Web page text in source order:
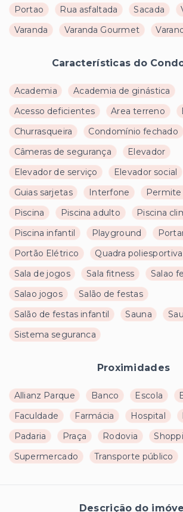
Portao
Rua asfaltada Sacada
Varanda
Varanda Gourmet
Características do
Academia
Academia de ginástica
Acesso deficientes
Area terreno
Churrasqueira
Condomínio fechado
Câmeras de segurança
Elevador
Elevador de serviço
Elevador social
Guias sarjetas
Interfone
Permite
Piscina
Piscina adulto
Piscina
Piscina infantil
Playground
Portão Elétrico
Quadra poliesportiva
Sala de jogos
Sala fitness
Salao
Salao jogos
Salão de festas
Salão de festas infantil
Sauna
Sistema seguranca
Proximidades
Allianz Parque Banco Escola
Faculdade
Farmácia Hospital
Padaria
Praça Rodovia
Supermercado
Transporte público
Descrição do